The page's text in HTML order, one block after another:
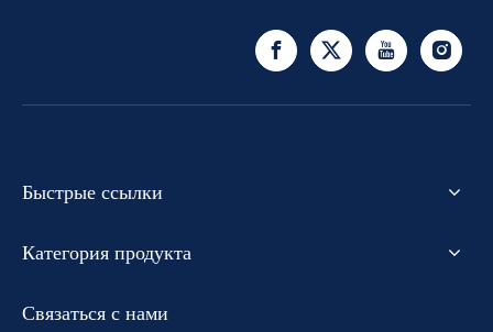
Быстрые ссылки
Категория продукта
Связаться с нами